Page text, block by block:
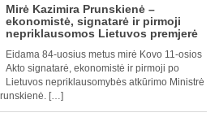
Mirė Kazimira Prunskienė –
ekonomistė, signatarė ir pirmoji
nepriklausomos Lietuvos premjerė
Eidama 84-uosius metus mirė Kovo 11-osios
Akto signatarė, ekonomistė ir pirmoji po
Lietuvos nepriklausomybės atkūrimo Ministrė
[…]